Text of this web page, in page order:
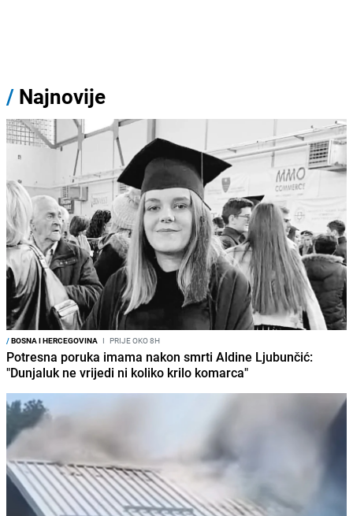
/ Najnovije
/BOSNA I HERCEGOVINA I PRIJE OKO 8H
Potresna poruka imama nakon smrti Aldine Ljubunčić:
"Dunjaluk ne vrijedi ni koliko krilo komarca"